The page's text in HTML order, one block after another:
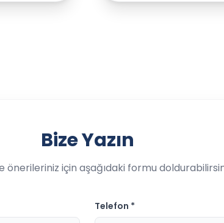
Bize Yazın
önerileriniz için aşağıdaki formu
Telefon *